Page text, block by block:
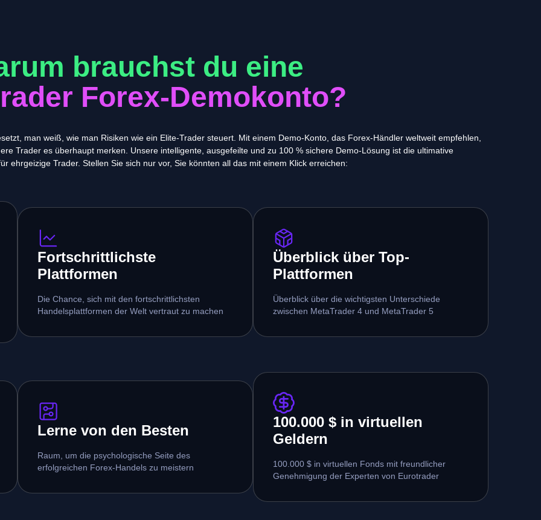
brauchst du eine
Forex-Demokonto?
man weiß, wie man Risiken wie ein Elite-Trader steuert. Mit einem Demo-Konto, das Forex-Händler weltweit empfehlen,
Trader es überhaupt merken. Unsere intelligente, ausgefeilte und zu 100 % sichere Demo-Lösung ist die ultimative
ehrgeizige Trader. Stellen Sie sich nur vor, Sie könnten all das mit einem Klick erreichen:
Fortschrittlichste
Plattformen
Die Chance, sich mit den fortschrittlichsten
Handelsplattformen der Welt vertraut zu machen
Überblick über Top-
Plattformen
Überblick über die wichtigsten Unterschiede
zwischen MetaTrader 4 und MetaTrader 5
Lerne von den Besten
Raum, um die psychologische Seite des
erfolgreichen Forex-Handels zu meistern
100.000 $ in virtuellen
Geldern
100.000 $ in virtuellen Fonds mit freundlicher
Genehmigung der Experten von Eurotrader